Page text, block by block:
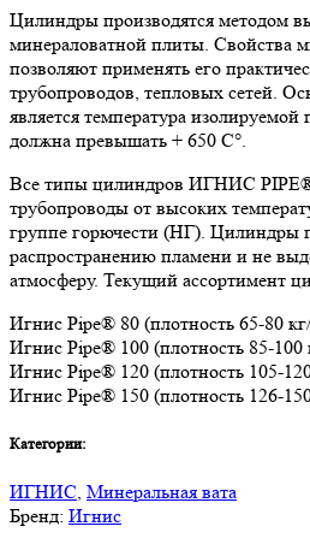
Цилиндры производятся методом
минераловатной плиты. Свойства
позволяют применять его
трубопроводов, тепловых сетей.
является температура изолируемой
должна превышать + 650 C°.
Все типы цилиндров ИГНИС
трубопроводы от высоких
группе горючести (НГ). Цилиндры
распространению пламени и не
атмосферу. Текущий ассортимент
Игнис Pipe® 80 (плотность 65-80
Игнис Pipe® 100 (плотность 85-100
Игнис Pipe® 120 (плотность 105-
Игнис Pipe® 150 (плотность 126-
Категории:
ИГНИС, Минеральная вата
Бренд: Игнис